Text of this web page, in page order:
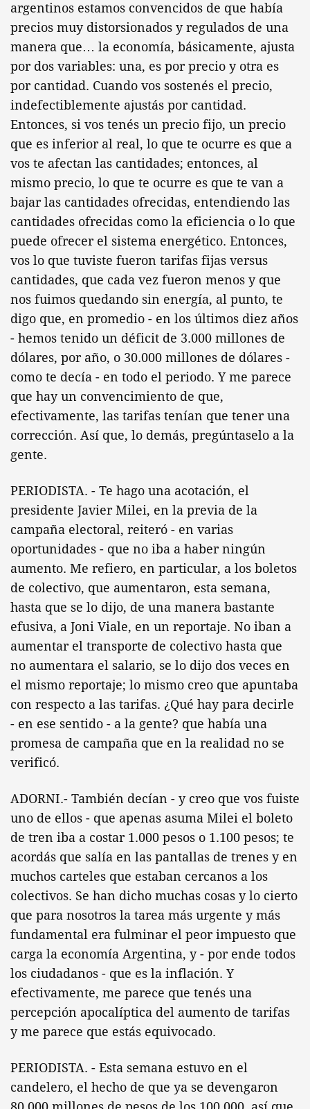
argentinos estamos convencidos de que había
precios muy distorsionados y regulados de una
manera que… la economía, básicamente, ajusta
por dos variables: una, es por precio y otra es
por cantidad. Cuando vos sostenés el precio,
indefectiblemente ajustás por cantidad.
Entonces, si vos tenés un precio fijo, un precio
que es inferior al real, lo que te ocurre es que a
vos te afectan las cantidades; entonces, al
mismo precio, lo que te ocurre es que te van a
bajar las cantidades ofrecidas, entendiendo las
cantidades ofrecidas como la eficiencia o lo que
puede ofrecer el sistema energético. Entonces,
vos lo que tuviste fueron tarifas fijas versus
cantidades, que cada vez fueron menos y que
nos fuimos quedando sin energía, al punto, te
digo que, en promedio - en los últimos diez años
- hemos tenido un déficit de 3.000 millones de
dólares, por año, o 30.000 millones de dólares -
como te decía - en todo el periodo. Y me parece
que hay un convencimiento de que,
efectivamente, las tarifas tenían que tener una
corrección. Así que, lo demás, pregúntaselo a la
gente.
PERIODISTA. - Te hago una acotación, el
presidente Javier Milei, en la previa de la
campaña electoral, reiteró - en varias
oportunidades - que no iba a haber ningún
aumento. Me refiero, en particular, a los boletos
de colectivo, que aumentaron, esta semana,
hasta que se lo dijo, de una manera bastante
efusiva, a Joni Viale, en un reportaje. No iban a
aumentar el transporte de colectivo hasta que
no aumentara el salario, se lo dijo dos veces en
el mismo reportaje; lo mismo creo que apuntaba
con respecto a las tarifas. ¿Qué hay para decirle
- en ese sentido - a la gente? que había una
promesa de campaña que en la realidad no se
verificó.
ADORNI.- También decían - y creo que vos fuiste
uno de ellos - que apenas asuma Milei el boleto
de tren iba a costar 1.000 pesos o 1.100 pesos; te
acordás que salía en las pantallas de trenes y en
muchos carteles que estaban cercanos a los
colectivos. Se han dicho muchas cosas y lo cierto
que para nosotros la tarea más urgente y más
fundamental era fulminar el peor impuesto que
carga la economía Argentina, y - por ende todos
los ciudadanos - que es la inflación. Y
efectivamente, me parece que tenés una
percepción apocalíptica del aumento de tarifas
y me parece que estás equivocado.
PERIODISTA. - Esta semana estuvo en el
candelero, el hecho de que ya se devengaron